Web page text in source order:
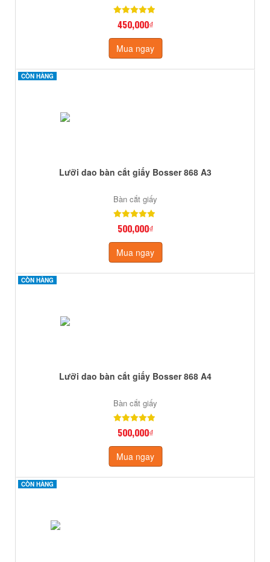
450,000₫
Mua ngay
CÒN HÀNG
CÒN HÀNG
Lưỡi dao bàn cắt giấy Bosser 868 A3
Bàn cắt giấy
500,000₫
Mua ngay
CÒN HÀNG
CÒN HÀNG
Lưỡi dao bàn cắt giấy Bosser 868 A4
Bàn cắt giấy
500,000₫
Mua ngay
CÒN HÀNG
CÒN HÀNG